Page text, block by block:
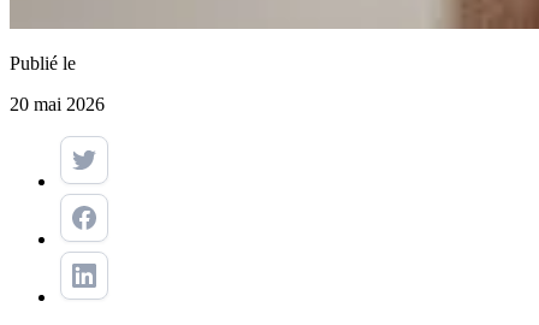
Publié le
20 mai 2026